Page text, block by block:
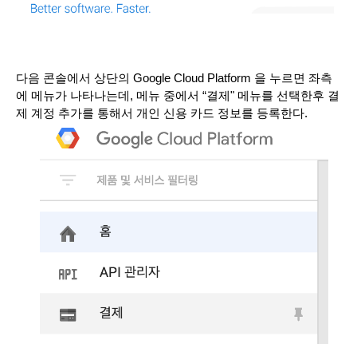
다음 콘솔에서 상단의 Google Cloud Platform 을 누르면 좌측
에 메뉴가 나타나는데, 메뉴 중에서 “결제" 메뉴를 선택한후 결
제 계정 추가를 통해서 개인 신용 카드 정보를 등록한다.